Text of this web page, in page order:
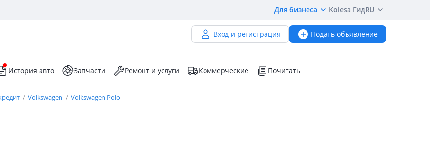
Для бизнеса Kolesa ГидRU
Вход и регистрация Подать объявление
История авто Запчасти Ремонт и услуги Коммерческие Почитать
Volkswagen Volkswagen Polo